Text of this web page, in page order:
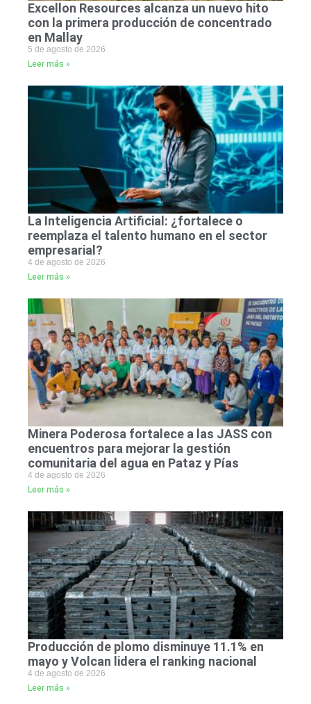
Excellon Resources alcanza un nuevo hito
con la primera producción de concentrado
en Mallay
5 de agosto de 2026
Leer más »
La Inteligencia Artificial: ¿fortalece o
reemplaza el talento humano en el sector
empresarial?
4 de agosto de 2026
Leer más »
Minera Poderosa fortalece a las JASS con
encuentros para mejorar la gestión
comunitaria del agua en Pataz y Pías
4 de agosto de 2026
Leer más »
Producción de plomo disminuye 11.1% en
mayo y Volcan lidera el ranking nacional
4 de agosto de 2026
Leer más »